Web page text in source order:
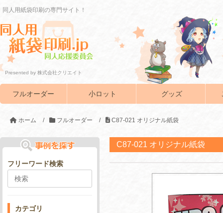
同人用紙袋印刷の専門サイト！
Presented by 株式会社クリエイト
フルオーダー 小ロット グッズ
ホーム / フルオーダー / C87-021 オリジナル紙袋
C87-021 オリジナル紙袋
フリーワード検索
カテゴリ